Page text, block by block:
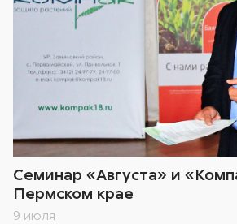
Семинар «Августа» и
Пермском крае
9 июля